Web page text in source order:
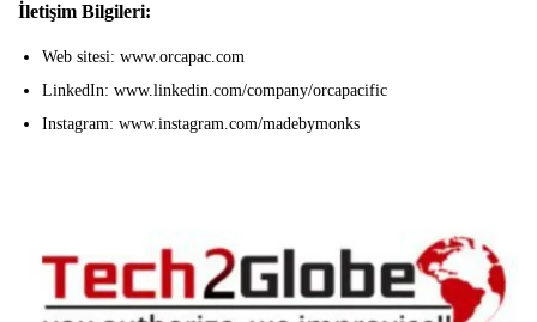
İletişim Bilgileri:
Web sitesi: www.orcapac.com
LinkedIn: www.linkedin.com/company/orcapacific
Instagram: www.instagram.com/madebymonks